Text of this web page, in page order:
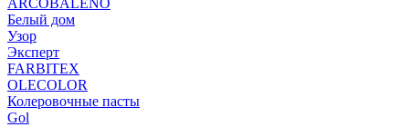
ARCOBALENO
Белый дом
Узор
Эксперт
FARBITEX
OLECOLOR
Колеровочные пасты
Gol